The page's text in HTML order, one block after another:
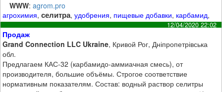
WWW:agrom.pro
агрохимия,селитра,удобрения, пищевые добавки, карбамид,
12/04/2020 22:02
Продаж
Grand Connection LLC Ukraine, Кривой Рог, Дніпропетрівська
обл.
Предлагаем КАС-32 (карбамидо-аммиачная смесь), от
производителя, большие объёмы. Строгое соответствие
нормативным показателям. Состав: водный раствор селитры